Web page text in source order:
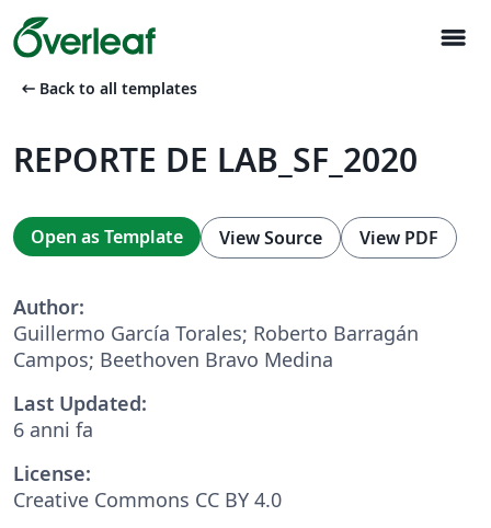
menu
arrow_left_alt Back to all templates
REPORTE DE LAB_SF_2020
Open as Template View Source View PDF
Author:
Guillermo García Torales; Roberto Barragán
Campos; Beethoven Bravo Medina
Last Updated:
6 anni fa
License:
Creative Commons CC BY 4.0